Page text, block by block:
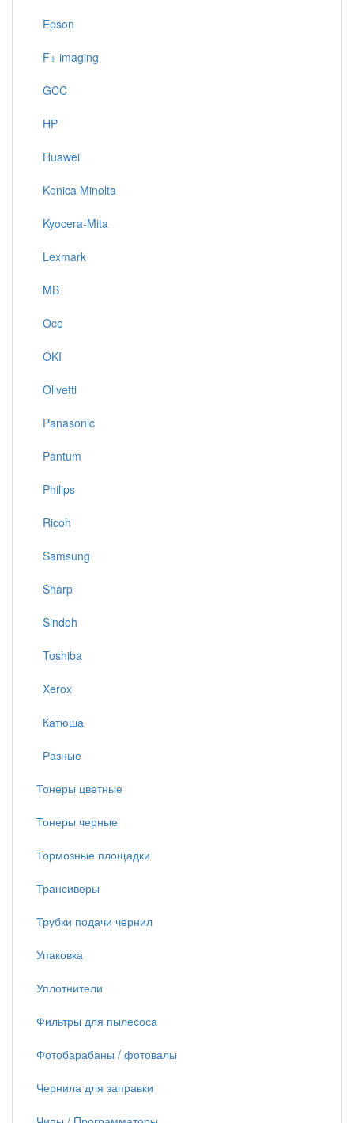
Epson
F+ imaging
GCC
HP
Huawei
Konica Minolta
Kyocera-Mita
Lexmark
MB
Oce
OKI
Olivetti
Panasonic
Pantum
Philips
Ricoh
Samsung
Sharp
Sindoh
Toshiba
Xerox
Катюша
Разные
Тонеры цветные
Тонеры черные
Тормозные площадки
Трансиверы
Трубки подачи чернил
Упаковка
Уплотнители
Фильтры для пылесоса
Фотобарабаны / фотовалы
Чернила для заправки